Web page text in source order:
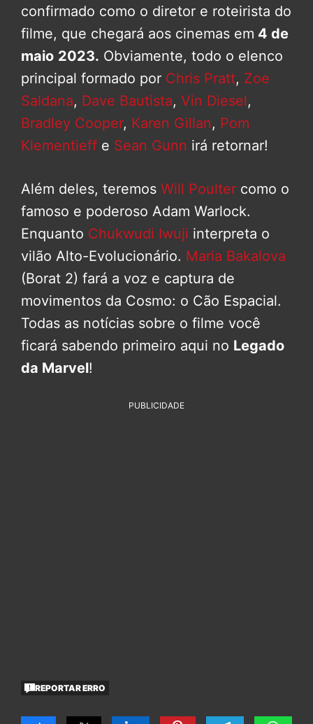
confirmado como o diretor e roteirista do
filme, que chegará aos cinemas em 4 de
maio 2023. Obviamente, todo o elenco
principal formado por Chris Pratt, Zoe
Saldana, Dave Bautista, Vin Diesel,
Bradley Cooper, Karen Gillan, Pom
Klementieff e Sean Gunn irá retornar!
Além deles, teremos Will Poulter como o
famoso e poderoso Adam Warlock.
Enquanto Chukwudi Iwuji interpreta o
vilão Alto-Evolucionário. Maria Bakalova
(Borat 2) fará a voz e captura de
movimentos da Cosmo: o Cão Espacial.
Todas as notícias sobre o filme você
ficará sabendo primeiro aqui no Legado
da Marvel!
PUBLICIDADE
REPORTAR ERRO